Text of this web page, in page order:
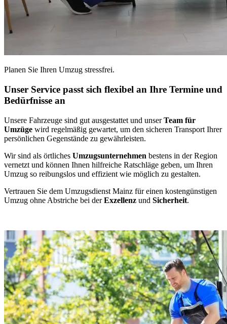
Planen Sie Ihren Umzug stressfrei.
Unser Service passt sich flexibel an Ihre Termine und
Bedürfnisse an
Unsere Fahrzeuge sind gut ausgestattet und unserTeam für
Umzüge wird regelmäßig gewartet, um den sicheren Transport Ihrer
persönlichen Gegenstände zu gewährleisten.
Wir sind als örtliches Umzugsunternehmen bestens in der Region
vernetzt und können Ihnen hilfreiche Ratschläge geben, um Ihren
Umzug so reibungslos und effizient wie möglich zu gestalten.
Vertrauen Sie dem Umzugsdienst Mainz für einen kostengünstigen
Umzug ohne Abstriche bei derExzellenz und Sicherheit.